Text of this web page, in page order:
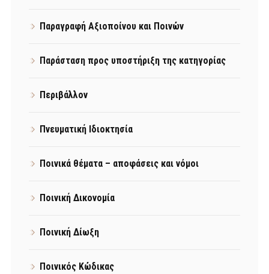
Παραγραφή Αξιοποίνου και Ποινών
Παράσταση προς υποστήριξη της κατηγορίας
Περιβάλλον
Πνευματική Ιδιοκτησία
Ποινικά θέματα – αποφάσεις και νόμοι
Ποινική Δικονομία
Ποινική Δίωξη
Ποινικός Κώδικας